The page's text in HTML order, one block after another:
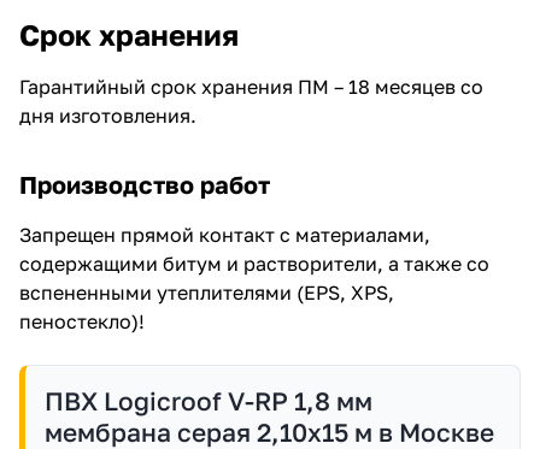
Срок хранения
Гарантийный срок хранения ПМ – 18 месяцев со
дня изготовления.
Производство работ
Запрещен прямой контакт с материалами,
содержащими битум и растворители, а также со
вспененными утеплителями (EPS, XPS,
пеностекло)!
ПВХ Logicroof V-RP 1,8 мм
мембрана серая 2,10x15 м в Москве